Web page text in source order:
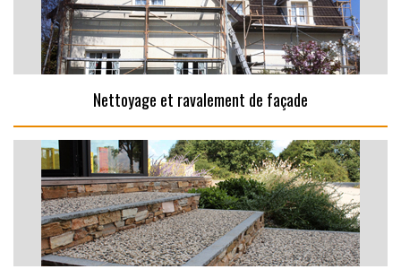
Nettoyage et ravalement de façade